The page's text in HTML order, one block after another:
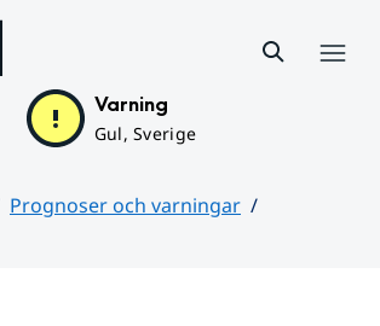
Varning
Gul, Sverige
Prognoser och varningar